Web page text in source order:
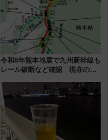
令和8年熊本地震で九州新幹線も
レール破断など確認 現在の運
響